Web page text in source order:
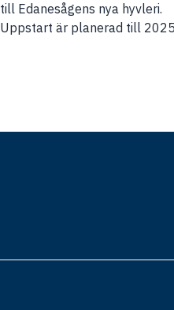
till Edanesågens nya hyvleri.
Uppstart är planerad till